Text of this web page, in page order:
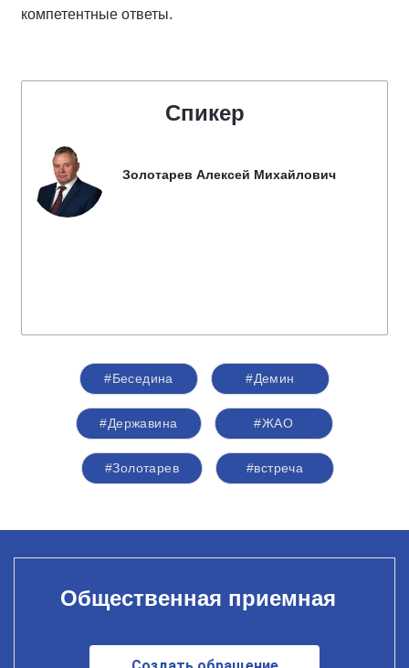
компетентные ответы.
Спикер
Золотарев Алексей Михайлович
#Беседина #Демин
#Державина #ЖАО
#Золотарев #встреча
Общественная приемная